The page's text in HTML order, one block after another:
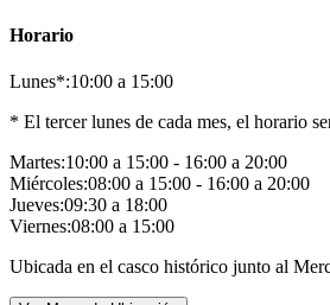
Horario
Lunes*:10:00 a 15:00
* El tercer lunes de cada mes, el horario
Martes:10:00 a 15:00 - 16:00 a 20:00
Miércoles:08:00 a 15:00 - 16:00 a 20:00
Jueves:09:30 a 18:00
Viernes:08:00 a 15:00
Ubicada en el casco histórico junto al